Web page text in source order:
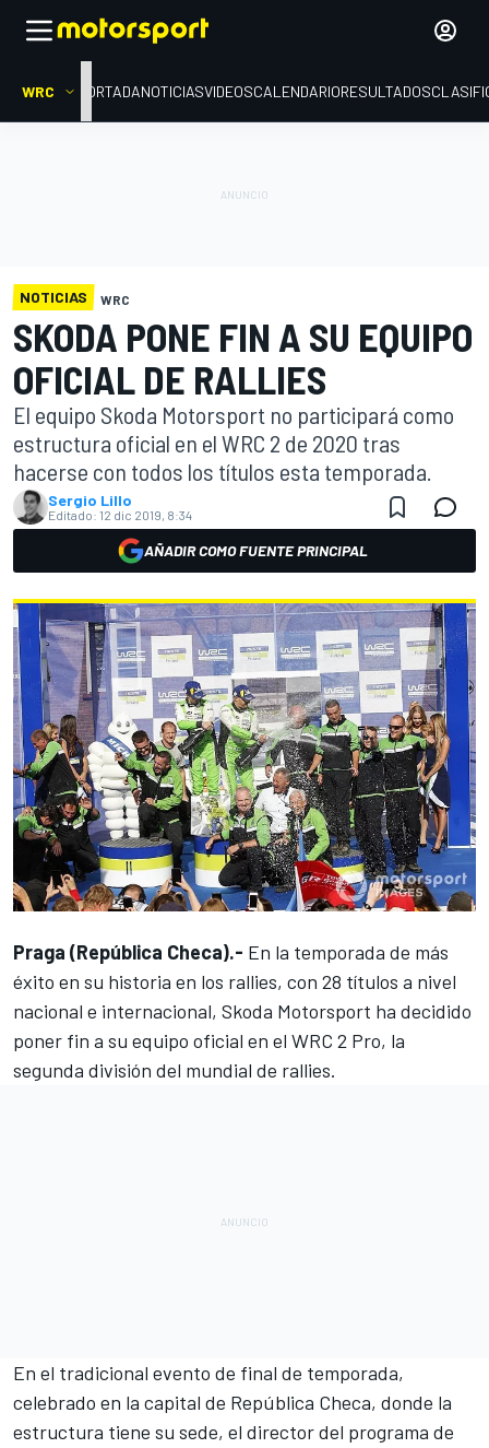
WRC PORTADANOTICIASVIDEOSCALENDARIORESULTADOS
NOTICIAS WRC
SKODA PONE FIN A SU EQUIPO
OFICIAL DE RALLIES
El equipo Skoda Motorsport no participará como
estructura oficial en el WRC 2 de 2020 tras
hacerse con todos los títulos esta temporada.
Sergio Lillo
Editado: 12 dic 2019, 8:34
AÑADIR COMO FUENTE PRINCIPAL
Praga (República Checa).- En la temporada de más
éxito en su historia en los rallies, con 28 títulos a nivel
nacional e internacional, Skoda Motorsport ha decidido
poner fin a su equipo oficial en el WRC 2 Pro, la
segunda división del mundial de rallies.
En el tradicional evento de final de temporada,
celebrado en la capital de República Checa, donde la
estructura tiene su sede, el director del programa de